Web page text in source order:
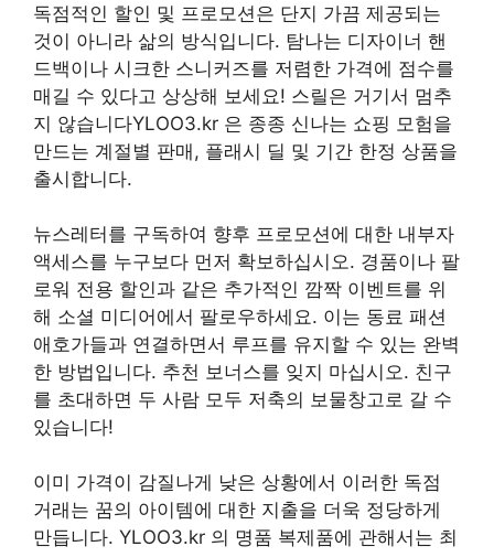
독점적인 할인 및 프로모션은 단지 가끔 제공되는
것이 아니라 삶의 방식입니다. 탐나는 디자이너 핸
드백이나 시크한 스니커즈를 저렴한 가격에 점수를
매길 수 있다고 상상해 보세요! 스릴은 거기서 멈추
지 않습니다YLOO3.kr 은 종종 신나는 쇼핑 모험을
만드는 계절별 판매, 플래시 딜 및 기간 한정 상품을
출시합니다.
뉴스레터를 구독하여 향후 프로모션에 대한 내부자
액세스를 누구보다 먼저 확보하십시오. 경품이나 팔
로워 전용 할인과 같은 추가적인 깜짝 이벤트를 위
해 소셜 미디어에서 팔로우하세요. 이는 동료 패션
애호가들과 연결하면서 루프를 유지할 수 있는 완벽
한 방법입니다. 추천 보너스를 잊지 마십시오. 친구
를 초대하면 두 사람 모두 저축의 보물창고로 갈 수
있습니다!
이미 가격이 감질나게 낮은 상황에서 이러한 독점
거래는 꿈의 아이템에 대한 지출을 더욱 정당하게
만듭니다. YLOO3.kr 의 명품 복제품에 관해서는 최